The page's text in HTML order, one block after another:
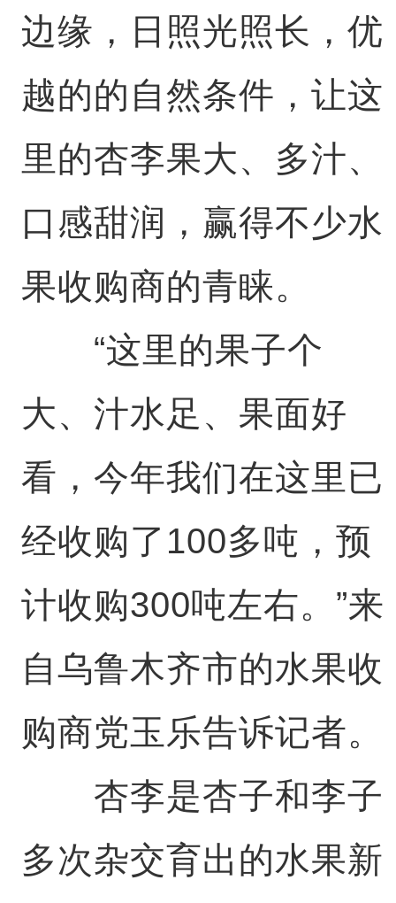
边缘，日照光照长，优
越的的自然条件，让这
里的杏李果大、多汁、
口感甜润，赢得不少水
果收购商的青睐。
“这里的果子个
大、汁水足、果面好
看，今年我们在这里已
经收购了100多吨，预
计收购300吨左右。”来
自乌鲁木齐市的水果收
购商党玉乐告诉记者。
杏李是杏子和李子
多次杂交育出的水果新